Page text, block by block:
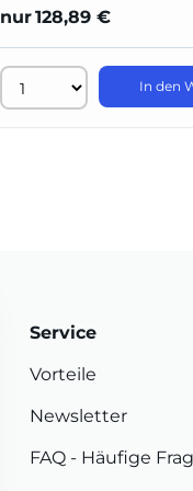
nur128,89 €
In den
Service
Vorteile
Newsletter
FAQ - Häufige